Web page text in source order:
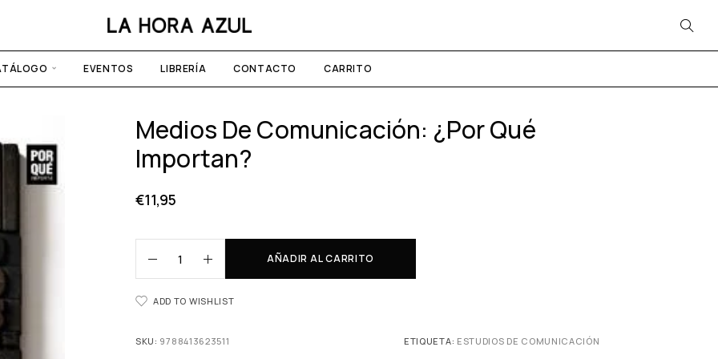
EVENTOS LIBRERÍA CONTACTO CARRITO
Medios De Comunicación: ¿Por Qué
Importan?
€11,95
AÑADIR AL CARRITO
ADD TO WISHLIST
SKU: 9788413623511 ETIQUETA: ESTUDIOS DE COMUNICACIÓN